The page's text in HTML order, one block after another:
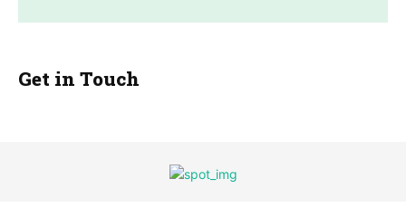
Get in Touch